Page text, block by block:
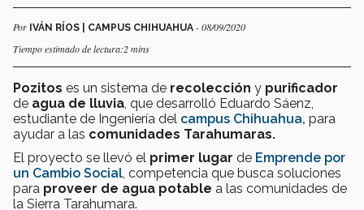
Por IVÁN RÍOS | CAMPUS CHIHUAHUA - 08/09/2020
Tiempo estimado de lectura:2 mins
Pozitos es un sistema de recolección y purificador
de agua de lluvia , que desarrolló Eduardo Sáenz,
estudiante de Ingeniería del campus Chihuahua, para
ayudar a las comunidades Tarahumaras.
El proyecto se llevó el primer lugar de Emprende por
un Cambio Social , competencia que busca soluciones
para proveer de agua potable a las comunidades de
la Sierra Tarahumara.